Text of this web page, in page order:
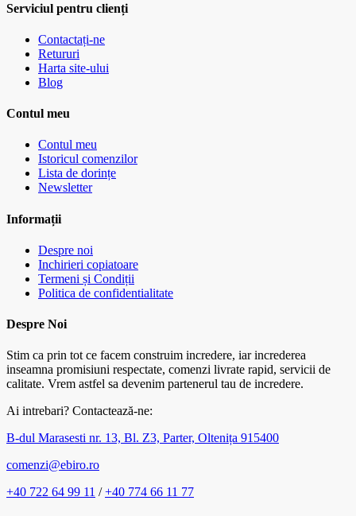
Serviciul pentru clienți
Contactați-ne
Retururi
Harta site-ului
Blog
Contul meu
Contul meu
Istoricul comenzilor
Lista de dorințe
Newsletter
Informații
Despre noi
Inchirieri copiatoare
Termeni și Condiții
Politica de confidentialitate
Despre Noi
Stim ca prin tot ce facem construim incredere, iar increderea
inseamna promisiuni respectate, comenzi livrate rapid, servicii de
calitate. Vrem astfel sa devenim partenerul tau de incredere.
Ai intrebari? Contactează-ne:
B-dul Marasesti nr. 13, Bl. Z3, Parter, Oltenița 915400
comenzi@ebiro.ro
+40 722 64 99 11 /+40 774 66 11 77